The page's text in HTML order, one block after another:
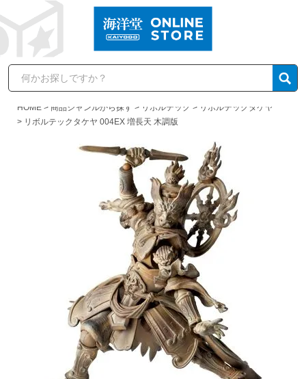
HOME 商品ジャンルから探す リボルテック
リボルテックタケヤ
リボルテックタケヤ 004EX 増長天 木調版